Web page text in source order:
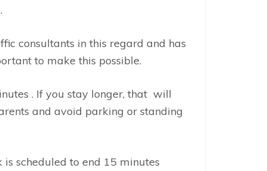
consultants in this regard and has
to make this possible.
. If you stay longer, that will
and avoid parking or standing
scheduled to end 15 minutes